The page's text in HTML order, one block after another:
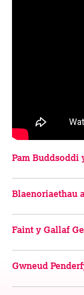
Pam Buddsoddi
Blaenoriaethau
Faint y Gallaf
Gwneud